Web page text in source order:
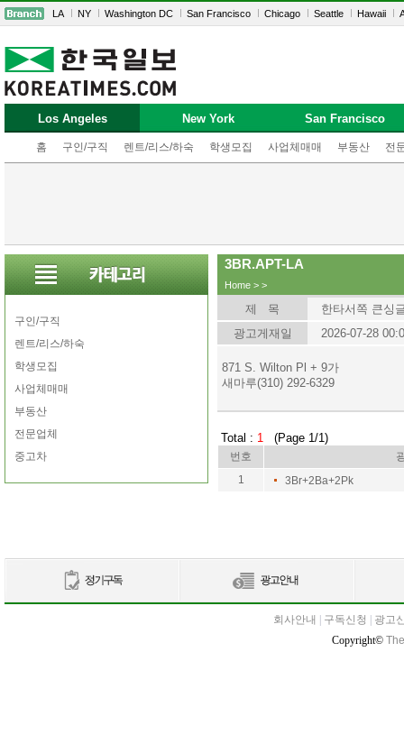
LA NY Washington DC San Francisco Chicago Seattle Hawaii
Los Angeles
홈 구인/구직 렌트/리스/하숙 학생모집 사업체매매 부동산 전
New York San Francisco
구인/구직
렌트/리스/하숙
학생모집
사업체매매
부동산
전문업체
중고차
3BR.APT-LA
Home > >
제 목
한타서쪽 큰싱
광고게재일
2026-07-28
871 S. Wilton Pl + 9가
새마루(310) 292-6329
Total : 1 (Page 1/1)
번호
1
3Br+2Ba+2Pk
회사안내 구독신청
광고
Copyright©